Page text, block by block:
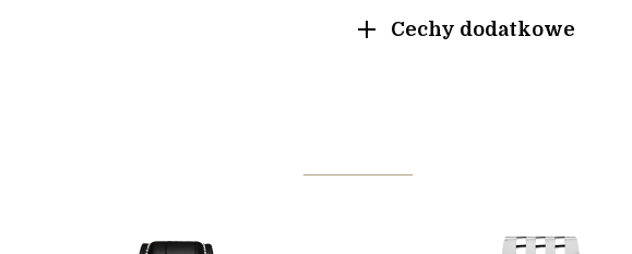
Cechy dodatkowe